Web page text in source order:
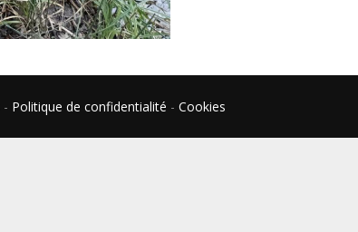
- Politique de confidentialité - Cookies